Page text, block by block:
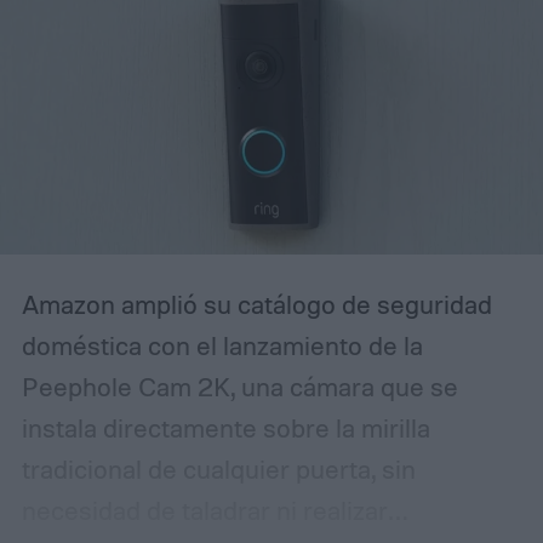
tu familia— es clave para evitar
frustraciones y lograr que la bocina
realmente responda como un miembro
Amazon amplió su catálogo de seguridad
doméstica con el lanzamiento de la
Peephole Cam 2K, una cámara que se
instala directamente sobre la mirilla